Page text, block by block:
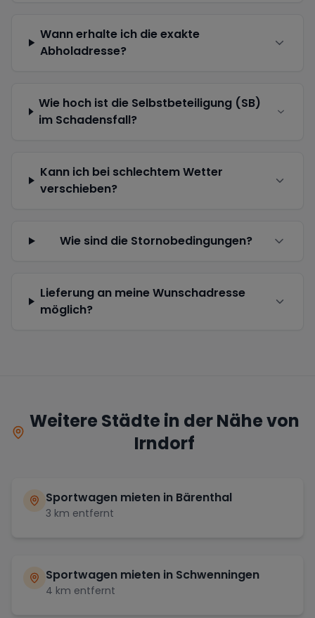
Wann erhalte ich die exakte
Abholadresse?
Wie hoch ist die Selbstbeteiligung (SB)
im Schadensfall?
Kann ich bei schlechtem Wetter
verschieben?
Wie sind die Stornobedingungen?
Lieferung an meine Wunschadresse
möglich?
Weitere Städte in der Nähe von
Irndorf
Sportwagen mieten in Bärenthal
3 km entfernt
Sportwagen mieten in Schwenningen
4 km entfernt